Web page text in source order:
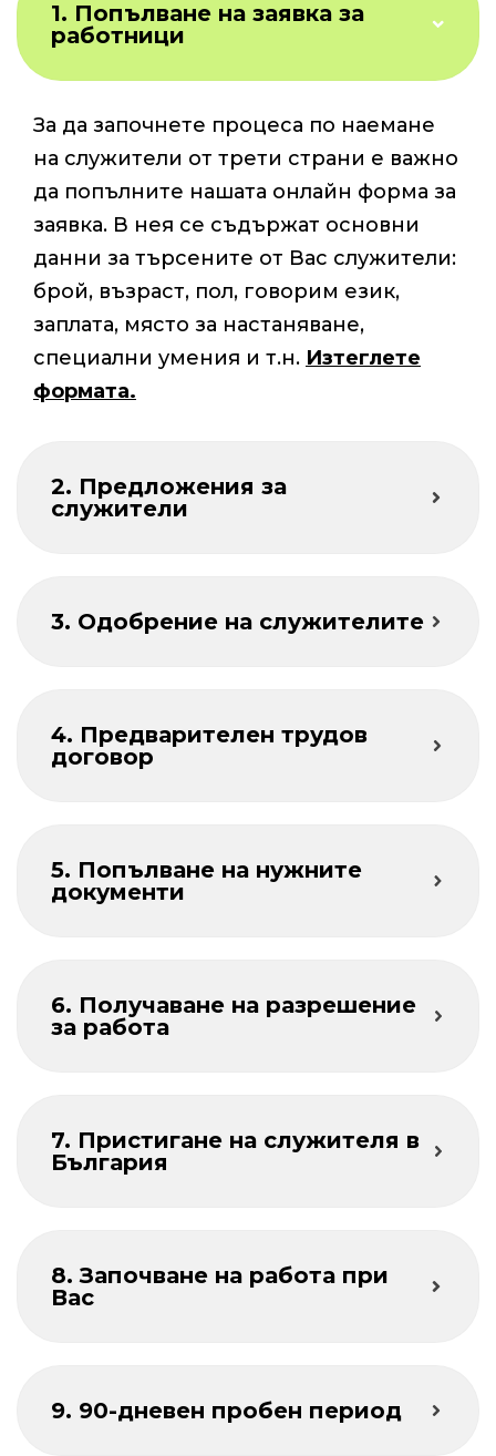
1. Попълване на заявка за
работници
За да започнете процеса по наемане
на служители от трети страни е важно
да попълните нашата онлайн форма за
заявка. В нея се съдържат основни
данни за търсените от Вас служители:
брой, възраст, пол, говорим език,
заплата, място за настаняване,
специални умения и т.н. Изтеглете
формата.
2. Предложения за
служители
3. Одобрение на служителите
4. Предварителен трудов
договор
5. Попълване на нужните
документи
6. Получаване на разрешение
за работа
7. Пристигане на служителя в
България
8. Започване на работа при
Вас
9. 90-дневен пробен период